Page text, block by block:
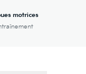
motrices